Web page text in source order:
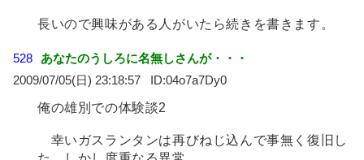
長いので興味がある人がいたら続きを書きます。
528
あなたのうしろに名無しさんが・・・
2009/07/05(日) 23:18:57
04o7a7Dy0
俺の雄別での体験談2
幸いガスランタンは再びねじ込んで事無く復旧し